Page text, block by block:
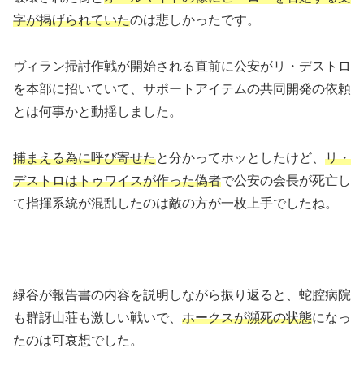
字が掲げられていたのは悲しかったです。
ヴィラン掃討作戦が開始される直前に公安がリ・デストロ
を本部に招いていて、サポートアイテムの共同開発の依頼
とは何事かと動揺しました。
捕まえる為に呼び寄せたと分かってホッとしたけど、 リ・
デストロはトゥワイスが作った偽者で公安の会長が死亡し
て指揮系統が混乱したのは敵の方が一枚上手でしたね。
緑谷が報告書の内容を説明しながら振り返ると、蛇腔病院
も群訝山荘も激しい戦いで、 ホークスが瀕死の状態になっ
たのは可哀想でした。